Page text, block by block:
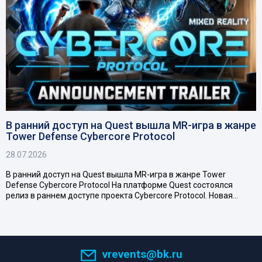
В ранний доступ на Quest вышла MR-игра в жанре
Tower Defense Cybercore Protocol
28.07.2026
В ранний доступ на Quest вышла MR-игра в жанре Tower
Defense Cybercore Protocol На платформе Quest состоялся
релиз в раннем доступе проекта Cybercore Protocol. Новая…
vrevents@bk.ru